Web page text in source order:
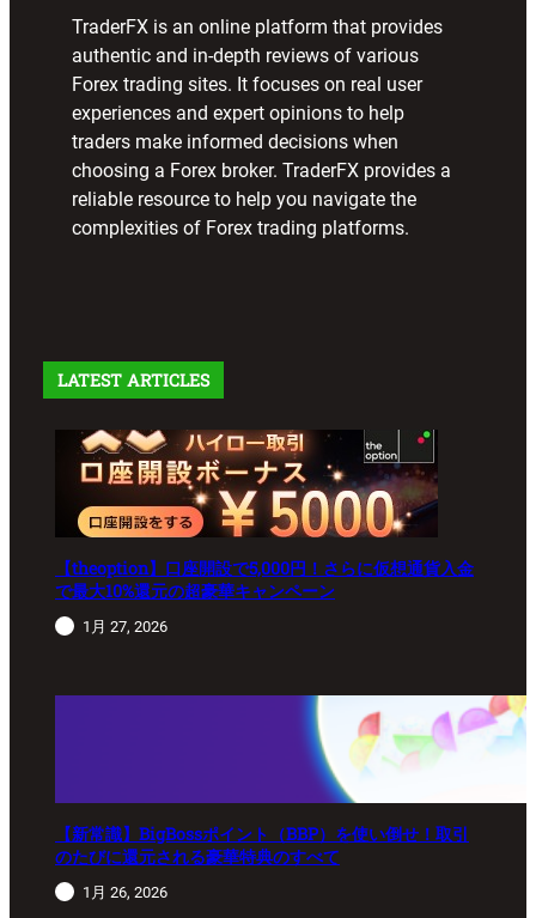
TraderFX is an online platform that provides
authentic and in-depth reviews of various
Forex trading sites. It focuses on real user
experiences and expert opinions to help
traders make informed decisions when
choosing a Forex broker. TraderFX provides a
reliable resource to help you navigate the
complexities of Forex trading platforms.
LATEST ARTICLES
【theoption】口座開設で5,000円！さらに仮想通貨入金
で最大10%還元の超豪華キャンペーン
1月 27, 2026
【新常識】BigBossポイント（BBP）を使い倒せ！取引
のたびに還元される豪華特典のすべて
1月 26, 2026